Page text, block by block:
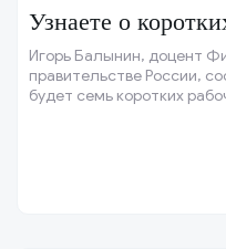
Узнаете о
Игорь Балынин, доцент
правительстве России,
будет семь коротких